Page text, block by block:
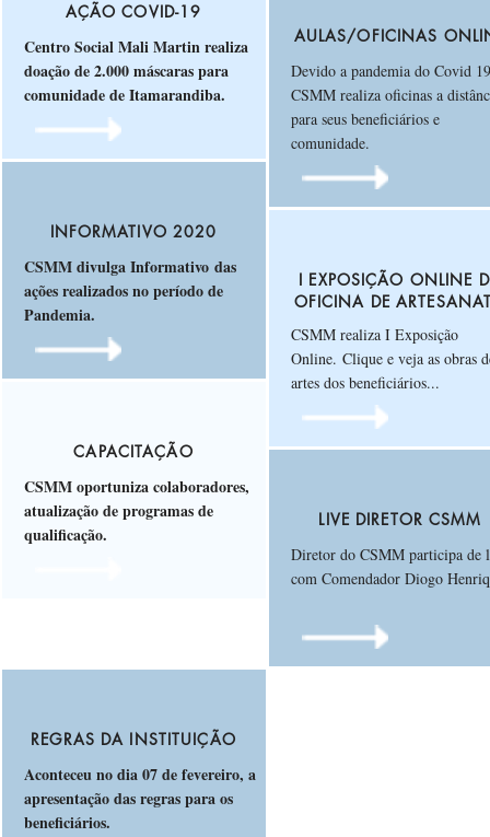
AÇÃO COVID-19
Centro Social Mali Martin realiza
doação de 2.000 máscaras para
comunidade de Itamarandiba.
INFORMATIVO 2020
CSMM divulga Informativo das
ações realizados no período de
Pandemia.
CAPACITAÇÃO
CSMM oportuniza colaboradores,
atualização de programas de
qualificação.
AULAS/OFICINAS
Devido a pandemia do Covid
CSMM realiza oficinas a
para seus beneficiários e
comunidade.
I EXPOSIÇÃO ONLINE
OFICINA DE
CSMM realiza I Exposição
Online. Clique e veja as obras
artes dos beneficiários...
LIVE DIRETOR CSMM
Diretor do CSMM participa de
com Comendador Diogo
REGRAS DA INSTITUIÇÃO
Aconteceu no dia 07 de fevereiro, a
apresentação das regras para os
beneficiários.